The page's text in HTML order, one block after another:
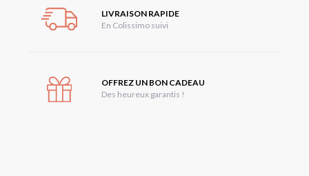
LIVRAISON RAPIDE
En Colissimo suivi
OFFREZ UN BON CADEAU
Des heureux garantis !